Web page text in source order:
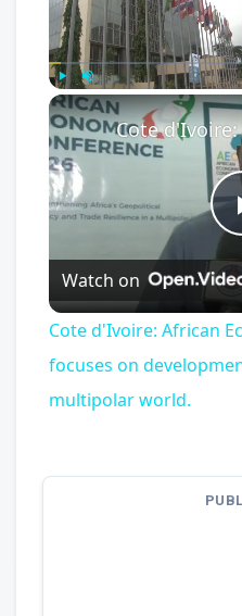
Play Unmute
Watch on
Cote d'Ivoire: African
focuses on
multipolar world.